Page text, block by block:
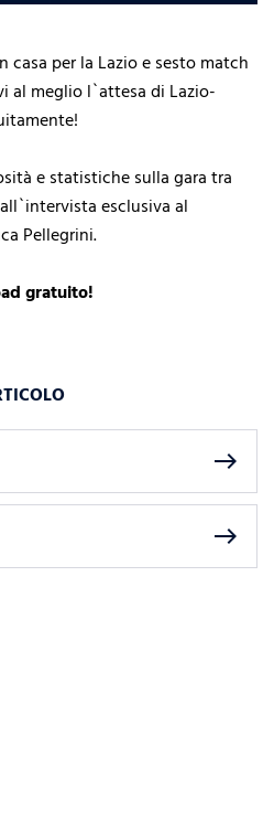
casa per la Lazio e sesto match
al meglio l`attesa di Lazio-
e statistiche sulla gara tra
esclusiva al
Pellegrini.
gratuito!
east
east